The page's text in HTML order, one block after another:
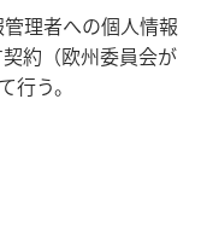
理者への個人情報
約（欧州委員会が
う。